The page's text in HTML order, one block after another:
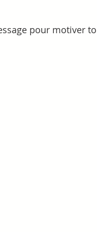
pour motiver